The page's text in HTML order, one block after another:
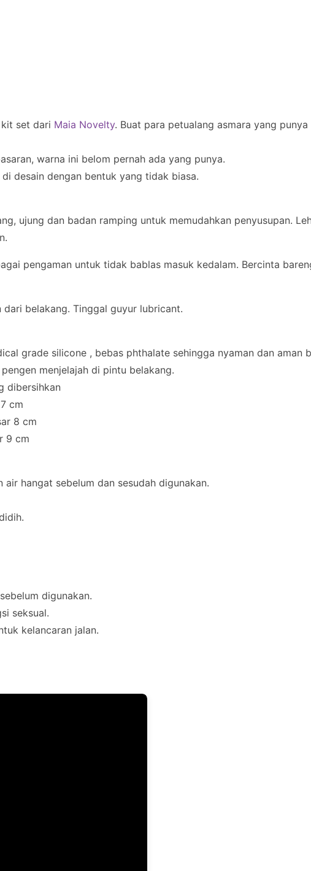
set dari Maia Novelty. Buat para petualang asmara yang
warna ini belom pernah ada yang punya.
desain dengan bentuk yang tidak biasa.
ujung dan badan ramping untuk memudahkan penyusupan.
pengaman untuk tidak bablas masuk kedalam. Bercinta
belakang. Tinggal guyur lubricant.
grade silicone , bebas phthalate sehingga nyaman dan aman
menjelajah di pintu belakang.
dibersihkan
cm
8 cm
9 cm
hangat sebelum dan sesudah digunakan.
digunakan.
seksual.
kelancaran jalan.